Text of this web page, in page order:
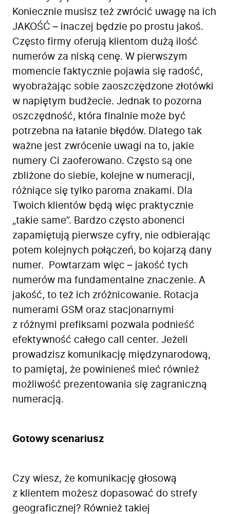
Koniecznie musisz też zwrócić uwagę na ich
JAKOŚĆ – inaczej będzie po prostu jakoś.
Często firmy oferują klientom dużą ilość
numerów za niską cenę. W pierwszym
momencie faktycznie pojawia się radość,
wyobrażając sobie zaoszczędzone złotówki
w napiętym budżecie. Jednak to pozorna
oszczędność, która finalnie może być
potrzebna na łatanie błędów. Dlatego tak
ważne jest zwrócenie uwagi na to, jakie
numery Ci zaoferowano. Często są one
zbliżone do siebie, kolejne w numeracji,
różniące się tylko paroma znakami. Dla
Twoich klientów będą więc praktycznie
„takie same”. Bardzo często abonenci
zapamiętują pierwsze cyfry, nie odbierając
potem kolejnych połączeń, bo kojarzą dany
numer. Powtarzam więc – jakość tych
numerów ma fundamentalne znaczenie. A
jakość, to też ich zróżnicowanie. Rotacja
numerami GSM oraz stacjonarnymi
z różnymi prefiksami pozwala podnieść
efektywność całego call center. Jeżeli
prowadzisz komunikację międzynarodową,
to pamiętaj, że powinieneś mieć również
możliwość prezentowania się zagraniczną
numeracją.
Gotowy scenariusz
Czy wiesz, że komunikację głosową
z klientem możesz dopasować do strefy
geograficznej? Również takiej